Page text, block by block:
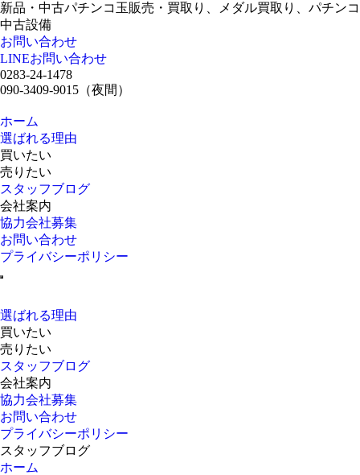
新品・中古パチンコ玉販売・買取り、メダル買取り、パチンコ
中古設備
お問い合わせ
LINEお問い合わせ
0283-24-1478
090-3409-9015 （夜間）
ホーム
選ばれる理由
買いたい
売りたい
スタッフブログ
会社案内
協力会社募集
お問い合わせ
プライバシーポリシー
選ばれる理由
買いたい
売りたい
スタッフブログ
会社案内
協力会社募集
お問い合わせ
プライバシーポリシー
スタッフブログ
ホーム